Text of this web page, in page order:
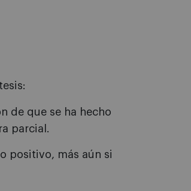
de que se ha hecho
parcial.
positivo, más aún si